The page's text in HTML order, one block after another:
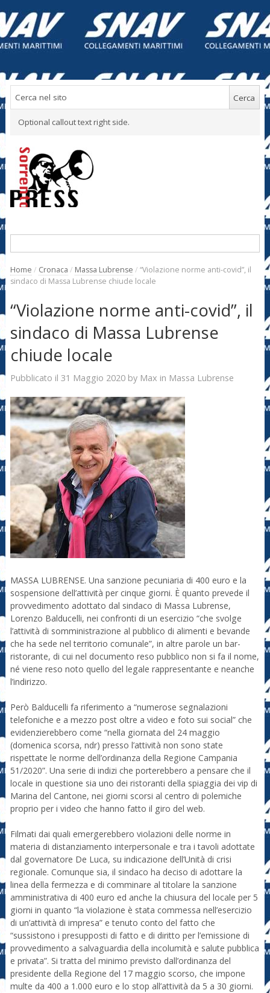
Optional callout text right side.
Home / Cronaca / Massa Lubrense / “Violazione norme anti-covid”, il
sindaco di Massa Lubrense chiude locale
“Violazione norme anti-covid”, il
sindaco di Massa Lubrense
chiude locale
Pubblicato il 31 Maggio 2020by Max in Massa Lubrense
MASSA LUBRENSE. Una sanzione pecuniaria di 400 euro e la
sospensione dell’attività per cinque giorni. È quanto prevede il
provvedimento adottato dal sindaco di Massa Lubrense,
Lorenzo Balducelli, nei confronti di un esercizio “che svolge
l’attività di somministrazione al pubblico di alimenti e bevande
che ha sede nel territorio comunale”, in altre parole un bar-
ristorante, di cui nel documento reso pubblico non si fa il nome,
né viene reso noto quello del legale rappresentante e neanche
l’indirizzo.
Però Balducelli fa riferimento a “numerose segnalazioni
telefoniche e a mezzo post oltre a video e foto sui social” che
evidenzierebbero come “nella giornata del 24 maggio
(domenica scorsa, ndr) presso l’attività non sono state
rispettate le norme dell’ordinanza della Regione Campania
51/2020”. Una serie di indizi che porterebbero a pensare che il
locale in questione sia uno dei ristoranti della spiaggia dei vip di
Marina del Cantone, nei giorni scorsi al centro di polemiche
proprio per i video che hanno fatto il giro del web.
Filmati dai quali emergerebbero violazioni delle norme in
materia di distanziamento interpersonale e tra i tavoli adottate
dal governatore De Luca, su indicazione dell’Unità di crisi
regionale. Comunque sia, il sindaco ha deciso di adottare la
linea della fermezza e di comminare al titolare la sanzione
amministrativa di 400 euro ed anche la chiusura del locale per 5
giorni in quanto “la violazione è stata commessa nell’esercizio
di un’attività di impresa” e tenuto conto del fatto che
“sussistono i presupposti di fatto e di diritto per l’emissione di
provvedimento a salvaguardia della incolumità e salute pubblica
e privata”. Si tratta del minimo previsto dall’ordinanza del
presidente della Regione del 17 maggio scorso, che impone
multe da 400 a 1.000 euro e lo stop all’attività da 5 a 30 giorni.